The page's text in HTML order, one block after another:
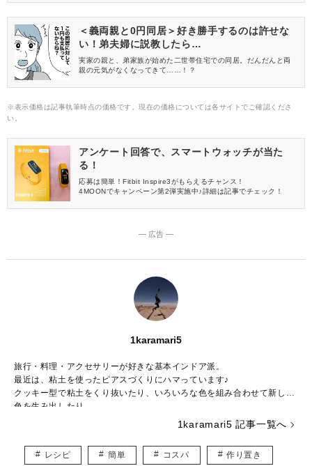
＜義両親と0円同居＞好き勝手するのは許せな
い！弟夫婦に説教したら…
実家の親と、弟家族が始めた二世帯住宅での同居。だんだんと両
親の元気がなくなってきて……！？
※表示価格は記事執筆時点の価格です。現在の価格については各サイトでご確認くださ
い。
アンケート回答で、スマートウォッチが当た
る！
応募は簡単！Fitbit Inspire3がもらえるチャンス！
4MOONでキャンペーン第2弾実施中♪詳細は記事でチェック！
― 広告 ―
1karamari5
旅行・料理・アクセサリーが好きな基本インドア派。
最近は、粘土を使ったピアスづくりにハマっています♪
クッキー型で粘土をくり抜いたり、いろいろな色を組み合わせて新しい
色を生み出したり……。
粘土の世界は奥が深く、アイデアがつきません。
食べることも大好きで、旅先で出会った料理を再現して、自宅で旅行気
分を味わうこともしばしば♡
調理師としての経験を活かして、思わず作ってみたくなるような料理の
1karamari5 記事一覧へ
レシピ 簡単 コスパ 作り置き